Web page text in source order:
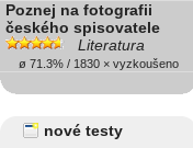
Poznej na fotografii
českého spisovatele
Literatura
ø 71.3% / 1830 × vyzkoušeno
nové testy